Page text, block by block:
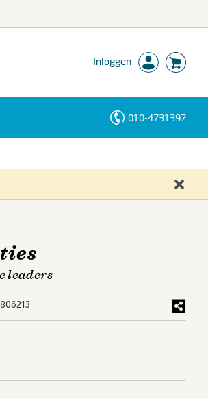
Inloggen
010-4731397
leaders